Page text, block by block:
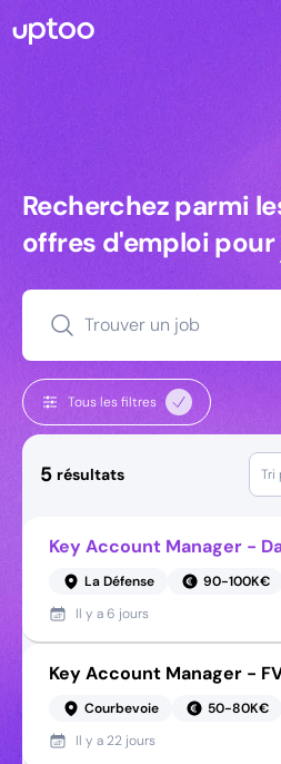
Recherchez parmi
Recherchez parmi
offres d'emploi pour
Trouver un job
Tous les filtres
5 résultats Tri
Key Account Manager -
La Défense
90-100K€
Il y a6 jours
Key Account Manager -
Courbevoie
50-80K€
Il y a 22 jours